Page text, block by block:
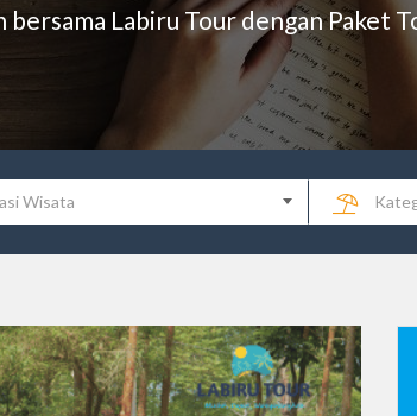
Labiru Tour dengan Paket
Wisata